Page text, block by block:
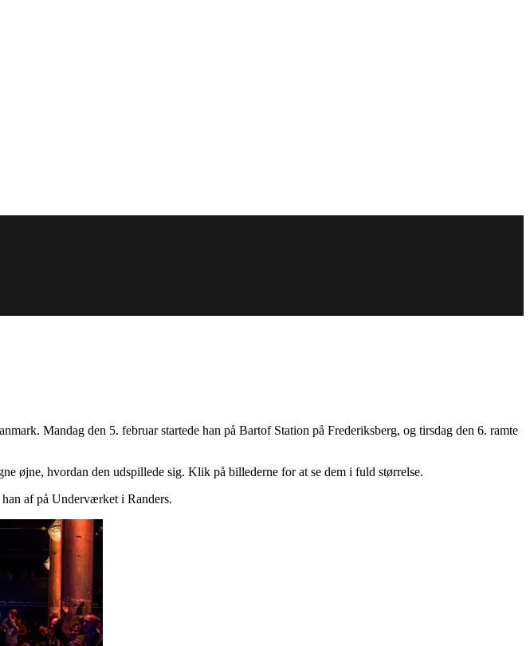
Mandag den 5. februar startede han på Bartof Station på Frederiksberg, og tirsdag den 6. ramte
øjne, hvordan den udspillede sig. Klik på billederne for at se dem i fuld størrelse.
af på Underværket i Randers.